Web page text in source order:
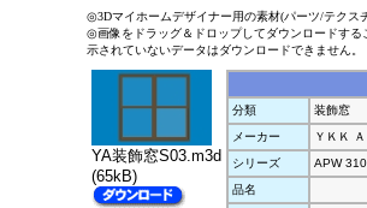
◎3Dマイホームデザイナー用の素材(パーツ/テクス
◎画像をドラッグ＆ドロップしてダウンロードす
示されていないデータはダウンロードできません。
YA装飾窓S03.m3d
(65kB)
分類
装飾窓
メーカー
ＹＫＫ
シリーズ
APW 310
品名